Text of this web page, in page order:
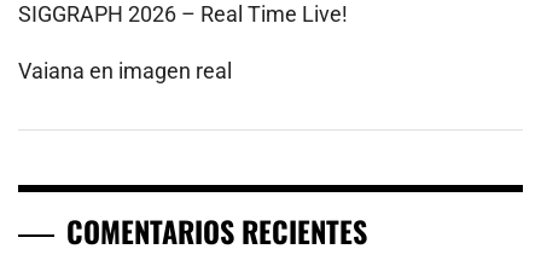
SIGGRAPH 2026 – Real Time Live!
Vaiana en imagen real
COMENTARIOS RECIENTES